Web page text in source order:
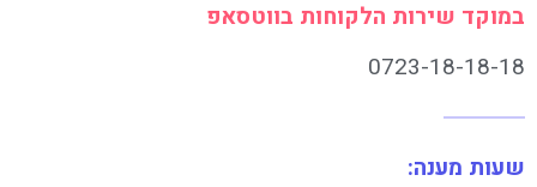
במוקד שירות הלקוחות בווטסאפ
0723-18-18-18
שעות מענה: